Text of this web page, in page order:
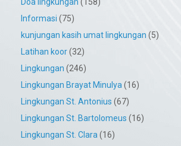
Informasi (75)
kunjungan kasih umat lingkungan (5)
Latihan koor(32)
Lingkungan (246)
Lingkungan Brayat Minulya (16)
Lingkungan St. Antonius (67)
Lingkungan St. Bartolomeus (16)
Lingkungan St. Clara (16)